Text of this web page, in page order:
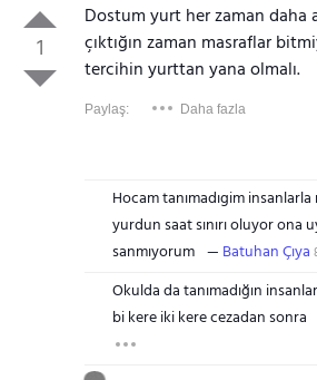
1
Dostum yurt her zaman daha
çıktığın zaman masraflar
tercihin yurttan yana olmalı.
Paylaş: Daha fazla
Hocam tanımadıgim
yurdun saat sınırı oluyor ona
sanmıyorum
Batuhan Çıya
Okulda da tanımadığın
bi kere iki kere cezadan sonra